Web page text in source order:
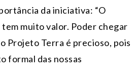
da iniciativa: “O
muito valor. Poder chegar
Projeto Terra é precioso, pois
formal das nossas